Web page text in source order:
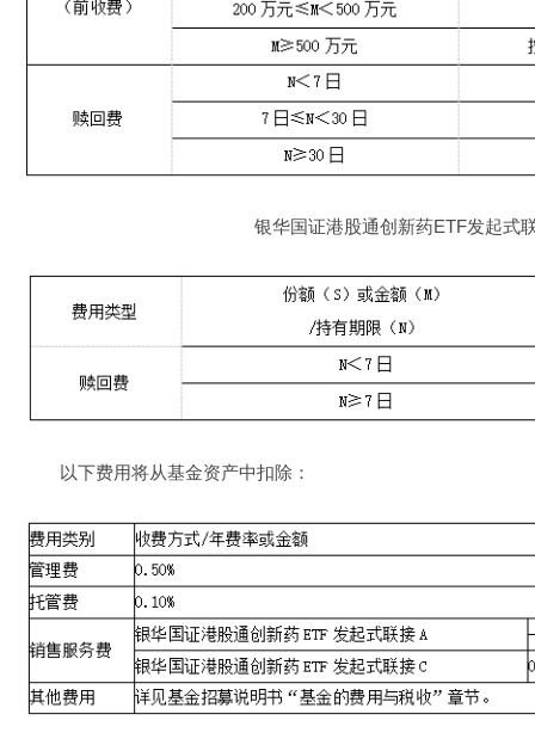
银华国证港股通创新药ETF发起式
以下费用将从基金资产中扣除：